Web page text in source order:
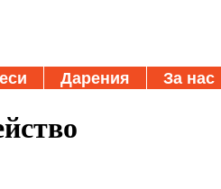
Дарения За нас